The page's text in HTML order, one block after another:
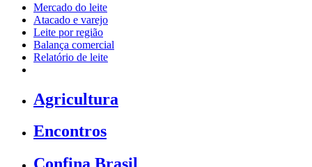
Mercado do leite
Atacado e varejo
Leite por região
Balança comercial
Relatório de leite
Agricultura
Encontros